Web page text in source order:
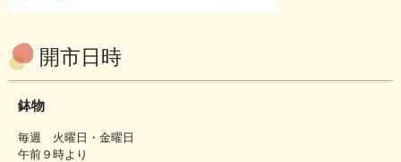
開市日時
鉢物
毎週 火曜日・金曜日
午前９時より